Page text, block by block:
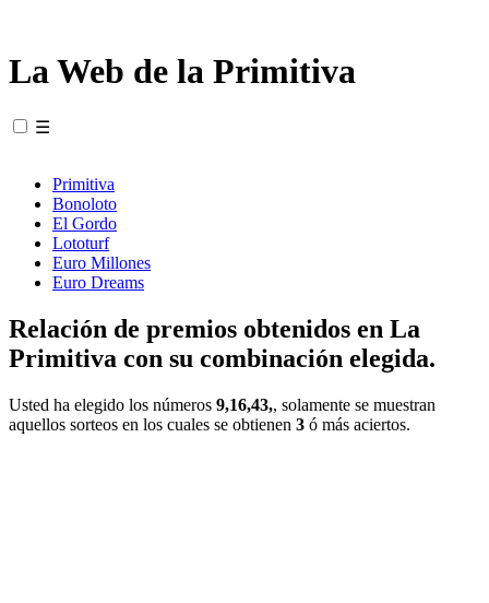
La Web de la Primitiva
☰
Primitiva
Bonoloto
El Gordo
Lototurf
Euro Millones
Euro Dreams
Relación de premios obtenidos en La
Primitiva con su combinación elegida.
Usted ha elegido los números 9,16,43,, solamente se muestran
aquellos sorteos en los cuales se obtienen 3 ó más aciertos.